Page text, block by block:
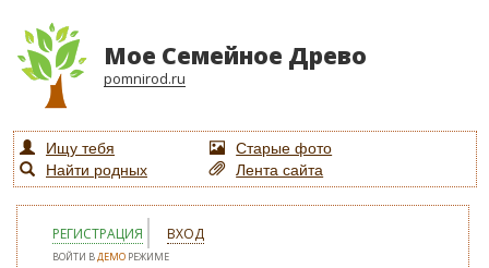
Мое Семейное Древо
pomnirod.ru
Ищу тебя
Старые фото
Найти родных
Лента сайта
РЕГИСТРАЦИЯ ВХОД
ВОЙТИ ВДЕМО РЕЖИМЕ